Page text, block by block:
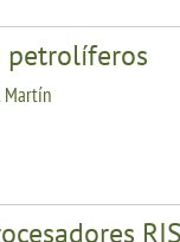
petrolíferos
Martín